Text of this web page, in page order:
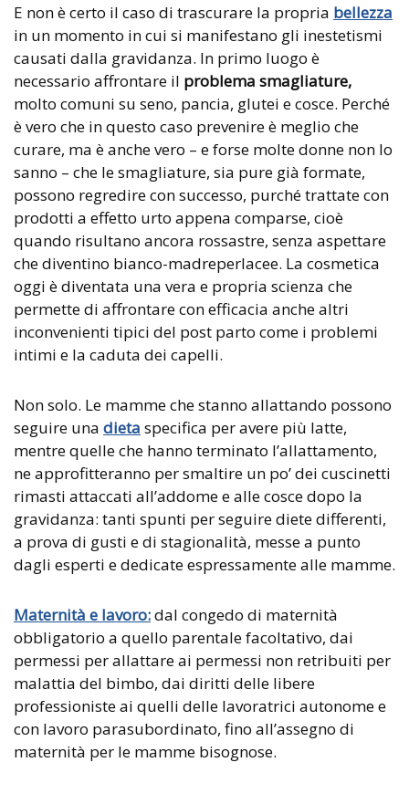
E non è certo il caso di trascurare la propria bellezza
in un momento in cui si manifestano gli inestetismi
causati dalla gravidanza. In primo luogo è
necessario affrontare il problema smagliature,
molto comuni su seno, pancia, glutei e cosce. Perché
è vero che in questo caso prevenire è meglio che
curare, ma è anche vero – e forse molte donne non lo
sanno – che le smagliature, sia pure già formate,
possono regredire con successo, purché trattate con
prodotti a effetto urto appena comparse, cioè
quando risultano ancora rossastre, senza aspettare
che diventino bianco-madreperlacee. La cosmetica
oggi è diventata una vera e propria scienza che
permette di affrontare con efficacia anche altri
inconvenienti tipici del post parto come i problemi
intimi e la caduta dei capelli.
Non solo. Le mamme che stanno allattando possono
seguire una dieta specifica per avere più latte,
mentre quelle che hanno terminato l’allattamento,
ne approfitteranno per smaltire un po’ dei cuscinetti
rimasti attaccati all’addome e alle cosce dopo la
gravidanza: tanti spunti per seguire diete differenti,
a prova di gusti e di stagionalità, messe a punto
dagli esperti e dedicate espressamente alle mamme.
Maternità e lavoro:dal congedo di maternità
obbligatorio a quello parentale facoltativo, dai
permessi per allattare ai permessi non retribuiti per
malattia del bimbo, dai diritti delle libere
professioniste ai quelli delle lavoratrici autonome e
con lavoro parasubordinato, fino all’assegno di
maternità per le mamme bisognose.